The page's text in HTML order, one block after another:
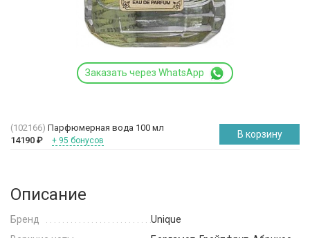
Заказать через WhatsApp
(102166) Парфюмерная вода 100 мл
14190 ₽ + 95 бонусов
В корзину
Описание
Бренд
Unique